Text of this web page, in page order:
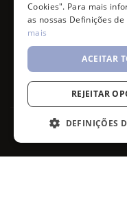
Cookies". Para mais
as nossas Definições
mais
ACEITAR
REJEITAR
DEFINIÇÕES